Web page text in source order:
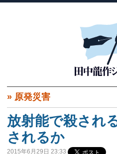
» 原発災害
放射能で殺され
されるか
2015年6月29日 23:33